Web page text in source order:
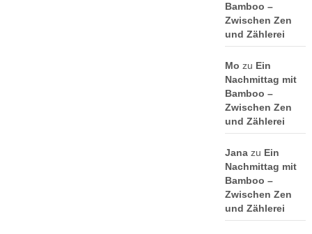
Bamboo –
Zwischen Zen
und Zählerei
Mo zu Ein
Nachmittag mit
Bamboo –
Zwischen Zen
und Zählerei
Janazu Ein
Nachmittag mit
Bamboo –
Zwischen Zen
und Zählerei